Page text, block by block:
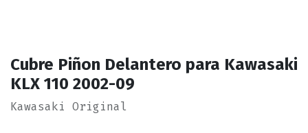
Cubre Piñon Delantero para Kawasaki
KLX 110 2002-09
Kawasaki Original